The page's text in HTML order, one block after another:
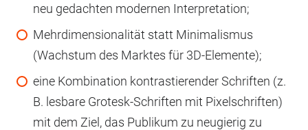
neu gedachten modernen Interpretation;
Mehrdimensionalität statt Minimalismus
(Wachstum des Marktes für 3D-Elemente);
eine Kombination kontrastierender Schriften (z.
B. lesbare Grotesk-Schriften mit Pixelschriften)
mit dem Ziel, das Publikum zu neugierig zu